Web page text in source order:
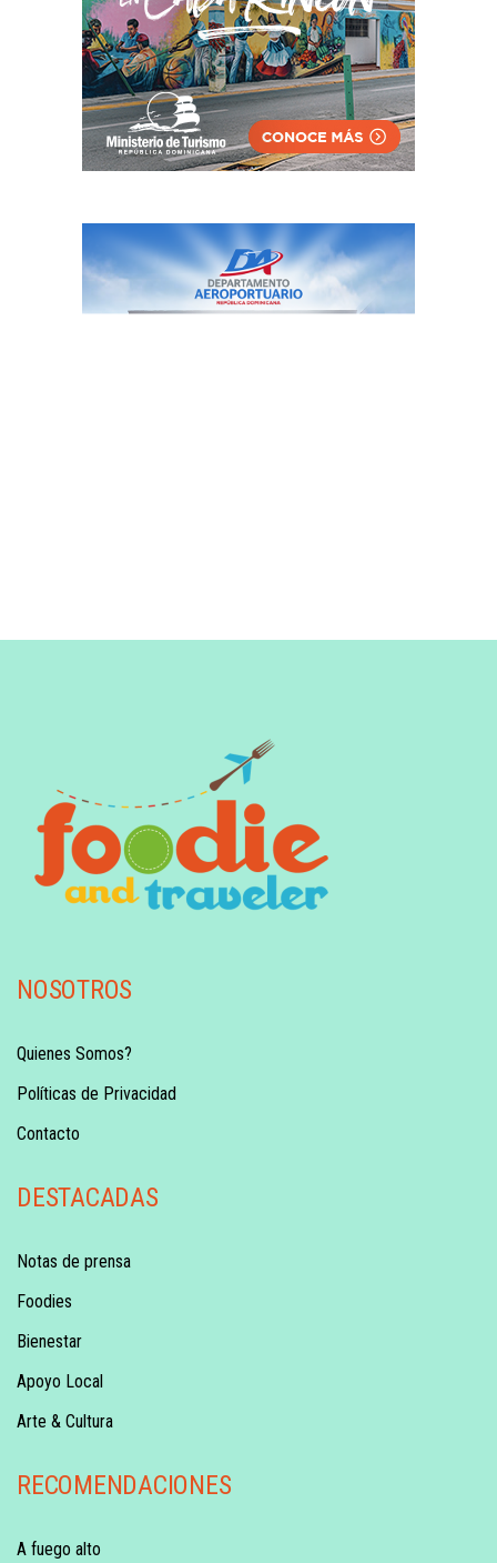
NOSOTROS
Quienes Somos?
Políticas de Privacidad
Contacto
DESTACADAS
Notas de prensa
Foodies
Bienestar
Apoyo Local
Arte & Cultura
RECOMENDACIONES
A fuego alto